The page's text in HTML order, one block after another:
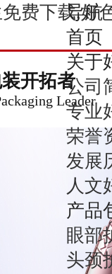
费下载,好
开拓者
Leader
导航
首页
关于
公司
专业
荣誉
发展
人文
产品
眼部
头颈